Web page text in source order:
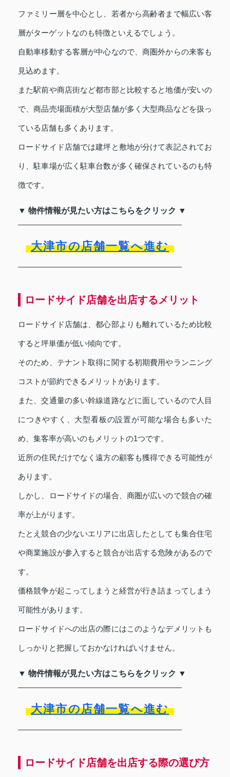
ファミリー層を中心とし、若者から高齢者まで幅広い客
層がターゲットなのも特徴といえるでしょう。
自動車移動する客層が中心なので、商圏外からの来客も
見込めます。
また駅前や商店街など都市部と比較すると地価が安いの
で、商品売場面積が大型店舗が多く大型商品などを扱っ
ている店舗も多くあります。
ロードサイド店舗では建坪と敷地が分けて表記されてお
り、駐車場が広く駐車台数が多く確保されているのも特
徴です。
▼ 物件情報が見たい方はこちらをクリック ▼
大津市の店舗一覧へ進む
ロードサイド店舗を出店するメリット
ロードサイド店舗は、都心部よりも離れているため比較
すると坪単価が低い傾向です。
そのため、テナント取得に関する初期費用やランニング
コストが節約できるメリットがあります。
また、交通量の多い幹線道路などに面しているので人目
につきやすく、大型看板の設置が可能な場合も多いた
め、集客率が高いのもメリットの1つです。
近所の住民だけでなく遠方の顧客も獲得できる可能性が
あります。
しかし、ロードサイドの場合、商圏が広いので競合の確
率が上がります。
たとえ競合の少ないエリアに出店したとしても集合住宅
や商業施設が参入すると競合が出店する危険があるので
す。
価格競争が起こってしまうと経営が行き詰まってしまう
可能性があります。
ロードサイドへの出店の際にはこのようなデメリットも
しっかりと把握しておかなければいけません。
▼ 物件情報が見たい方はこちらをクリック ▼
大津市の店舗一覧へ進む
ロードサイド店舗を出店する際の選び方